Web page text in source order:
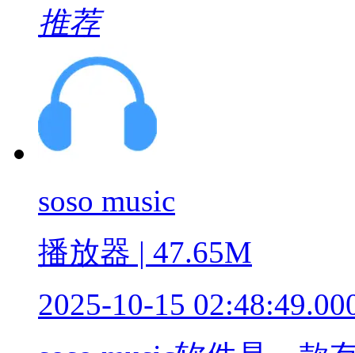
推荐
soso music
播放器 | 47.65M
2025-10-15